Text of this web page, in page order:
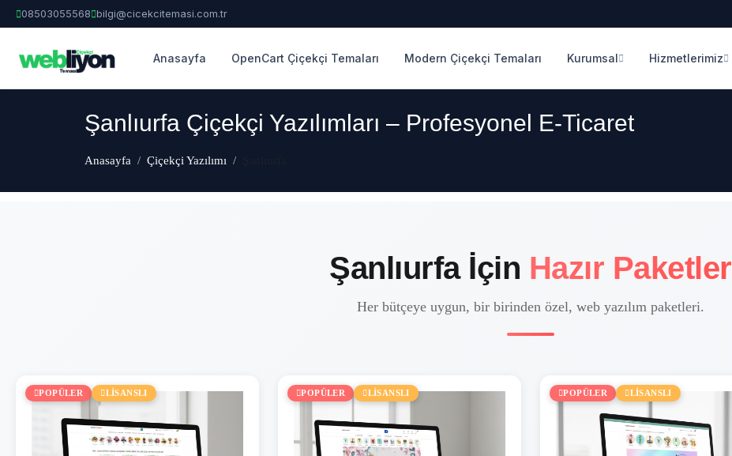
08503055568 bilgi@cicekcitemasi.com.tr
Anasayfa OpenCart Çiçekçi Temaları Modern Çiçekçi Temaları Kurumsal Hizmetlerimiz
Şanlıurfa Çiçekçi Yazılımları – Profesyonel E-Ticaret
Anasayfa Çiçekçi Yazılımı
Şanlıurfa İçin Hazır Paketler
Her bütçeye uygun, bir birinden özel, web yazılım paketleri.
POPÜLER LİSANSLI POPÜLER LİSANSLI POPÜLER LİSANSLI